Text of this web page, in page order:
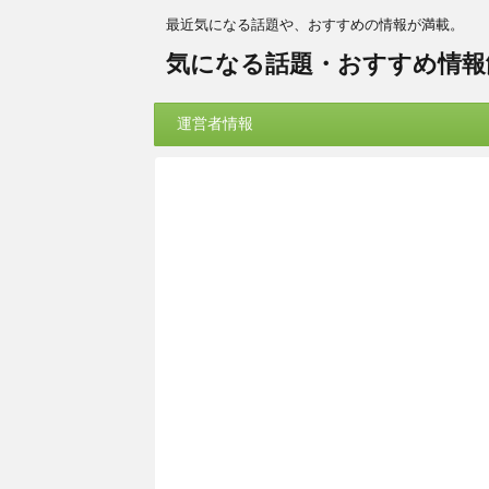
最近気になる話題や、おすすめの情報が満載。
気になる話題・おすすめ情
運営者情報